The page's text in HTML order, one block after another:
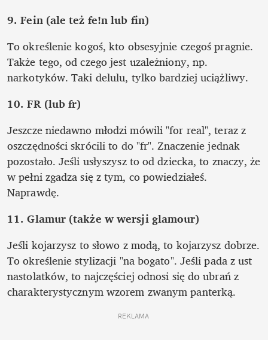
9. Fein (ale też fe!n lub fin)
To określenie kogoś, kto obsesyjnie czegoś pragnie.
Także tego, od czego jest uzależniony, np.
narkotyków. Taki delulu, tylko bardziej uciążliwy.
10. FR (lub fr)
Jeszcze niedawno młodzi mówili "for real", teraz z
oszczędności skrócili to do "fr". Znaczenie jednak
pozostało. Jeśli usłyszysz to od dziecka, to znaczy, że
w pełni zgadza się z tym, co powiedziałeś.
Naprawdę.
11. Glamur (także w wersji glamour)
Jeśli kojarzysz to słowo z modą, to kojarzysz dobrze.
To określenie stylizacji "na bogato". Jeśli pada z ust
nastolatków, to najczęściej odnosi się do ubrań z
charakterystycznym wzorem zwanym panterką.
REKLAMA